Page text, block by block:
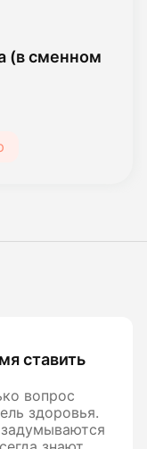
(в сменном
ставить
вопрос
здоровья.